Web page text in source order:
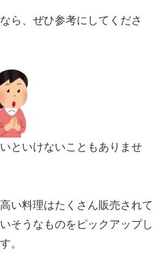
ら、ぜひ参考にしてくださ
といけないこともありませ
い料理はたくさん販売されて
そうなものをピックアップし
。